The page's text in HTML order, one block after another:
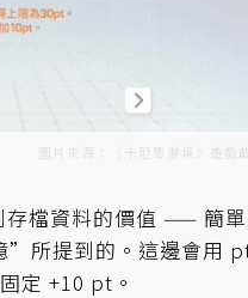
圖片來源：《卡厄思夢境》遊戲
存檔資料的價值 —— 簡單
”所提到的。這邊會用
定 +10 pt。